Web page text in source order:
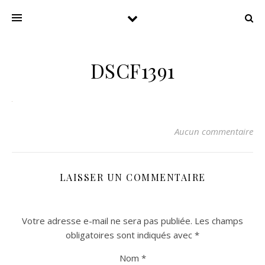
DSCF1391
Aucun commentaire
LAISSER UN COMMENTAIRE
Votre adresse e-mail ne sera pas publiée. Les champs
obligatoires sont indiqués avec *
Nom *